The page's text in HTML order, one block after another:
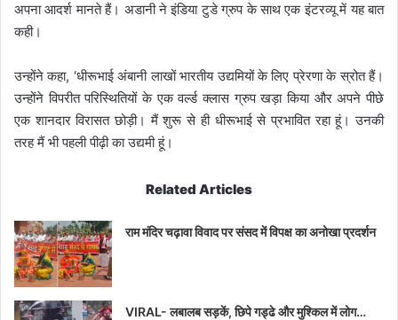
अपना आदर्श मानते हैं। अडानी ने इंडिया टुडे ग्रुप के साथ एक इंटरव्यू में यह बात
कही।
उन्होंने कहा, ‘धीरूभाई अंबानी लाखों भारतीय उद्यमियों के लिए प्रेरणा के स्रोत हैं।
उन्होंने विपरीत परिस्थितियों के एक वर्ल्ड क्लास ग्रुप खड़ा किया और अपने पीछे
एक शानदार विरासत छोड़ी। मैं शुरू से ही धीरूभाई से प्रभावित रहा हूं। उनकी
तरह मैं भी पहली पीढ़ी का उद्यमी हूं।
Related Articles
राम मंदिर चढ़ावा विवाद पर संसद में विपक्ष का अनोखा प्रदर्शन
VIRAL- लबालब सड़कें, छिपे गड्ढे और मुश्किल में लोग…